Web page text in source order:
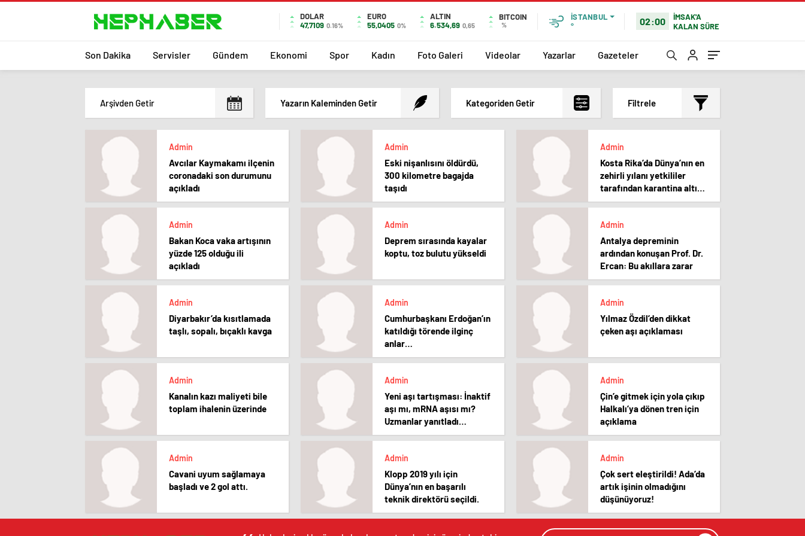
DOLAR
47,7109 0.16%
EURO
55,0405 0%
ALTIN
6.534,69 0,65
BITCOIN
%
İSTANBUL
°
02:00
İMSAK'A
KALAN SÜRE
Son Dakika Servisler Gündem Ekonomi Spor Kadın Foto Galeri Videolar Yazarlar Gazeteler
Yazarın Kaleminden Getir Kategoriden Getir Filtrele
En çok okunanlar
Yorum Sayısına Göre
En yeniler
En eskiler
Admin
Avcılar Kaymakamı ilçenin
coronadaki son durumunu
açıkladı
Admin
Eski nişanlısını öldürdü,
300 kilometre bagajda
taşıdı
Admin
Kosta Rika’da Dünya’nın en
zehirli yılanı yetkililer
tarafından karantina altına
alındı
Admin
Bakan Koca vaka artışının
yüzde 125 olduğu ili
açıkladı
Admin
Deprem sırasında kayalar
koptu, toz bulutu yükseldi
Admin
Antalya depreminin
ardından konuşan Prof. Dr.
Ercan: Bu akıllara zarar
Admin
Diyarbakır’da kısıtlamada
taşlı, sopalı, bıçaklı kavga
Admin
Cumhurbaşkanı Erdoğan’ın
katıldığı törende ilginç
anlar…
Admin
Yılmaz Özdil’den dikkat
çeken aşı açıklaması
Admin
Kanalın kazı maliyeti bile
toplam ihalenin üzerinde
Admin
Yeni aşı tartışması: İnaktif
aşı mı, mRNA aşısı mı?
Uzmanlar yanıtladı…
Admin
Çin’e gitmek için yola çıkıp
Halkalı’ya dönen tren için
açıklama
Admin
Cavani uyum sağlamaya
başladı ve 2 gol attı.
Admin
Klopp 2019 yılı için
Dünya’nın en başarılı
teknik direktörü seçildi.
Admin
Çok sert eleştirildi! Ada’da
artık işinin olmadığını
düşünüyoruz!